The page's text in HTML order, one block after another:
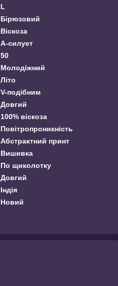
L
Бірюзовий
Віскоза
А-силует
50
Молодіжний
Літо
V-подібним
Довгий
100% віскоза
Повітропроникність
Абстрактний принт
Вишивка
По щиколотку
Довгий
Індія
Новий